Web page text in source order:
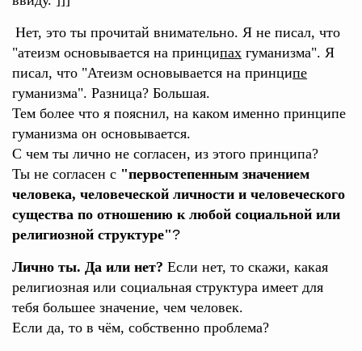
Нет, это ты прочитай внимательно. Я не писал, что
"атеизм основывается на принципах гуманизма". Я
писал, что "Атеизм основывается на принципе
гуманизма". Разница? Большая.
Тем более что я пояснил, на каком именно принципе
гуманизма он основывается.
С чем ты лично не согласен, из этого принципа?
Ты не согласен с "первостепенным значением
человека, человеческой личности и человеческого
существа по отношению к любой социальной или
религиозной структуре"?
Лично ты. Да или нет? Если нет, то скажи, какая
религиозная или социальная структура имеет для
тебя большее значение, чем человек.
Если да, то в чём, собственно проблема?